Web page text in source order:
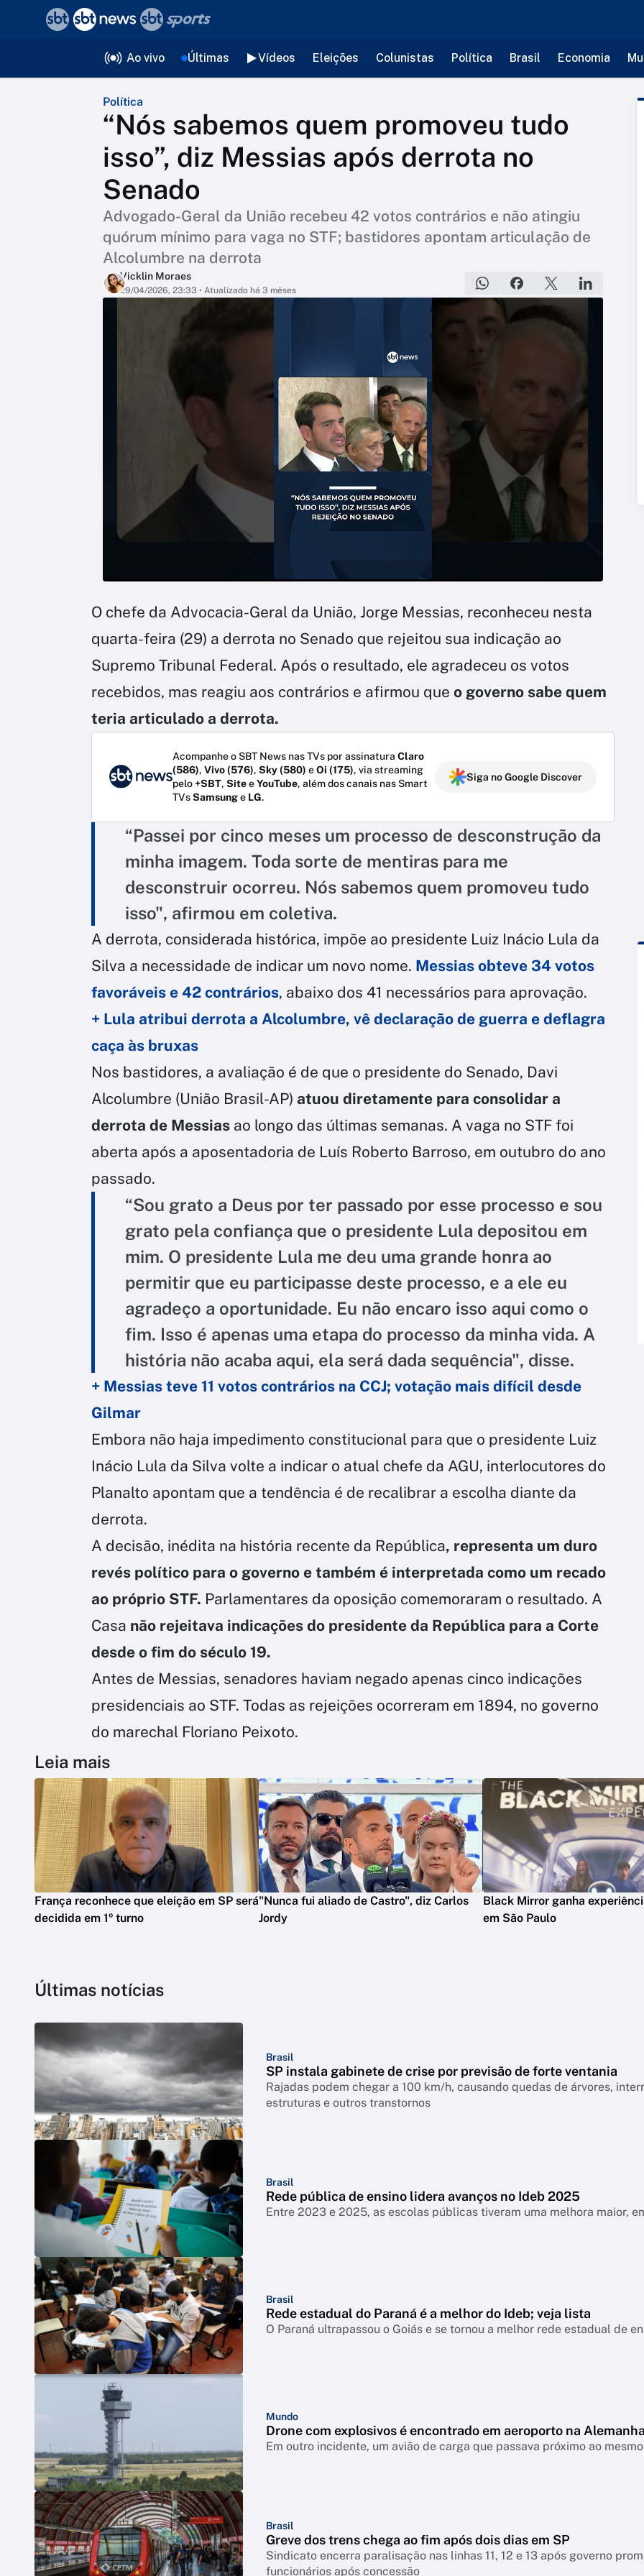
Ao vivo Últimas Vídeos Eleições Colunistas Política Brasil Economia
Política
“Nós sabemos quem promoveu tudo
isso”, diz Messias após derrota no
Senado
Advogado-Geral da União recebeu 42 votos contrários e não atingiu
quórum mínimo para vaga no STF; bastidores apontam articulação de
Alcolumbre na derrota
Vicklin Moraes
29/04/2026, 23:33 • Atualizado há 3 mêses
O chefe da Advocacia-Geral da União, Jorge Messias, reconheceu nesta
quarta-feira (29) a derrota no Senado que rejeitou sua indicação ao
Supremo Tribunal Federal. Após o resultado, ele agradeceu os votos
recebidos, mas reagiu aos contrários e afirmou que o governo sabe quem
teria articulado a derrota.
Acompanhe o SBT News nas TVs por assinatura Claro
(586), Vivo (576), Sky (580) eOi (175), via streaming
pelo+SBT, SiteeYouTube, além dos canais nas Smart
TVsSamsunge LG.
Siga no Google Discover
“Passei por cinco meses um processo de desconstrução da
minha imagem. Toda sorte de mentiras para me
desconstruir ocorreu. Nós sabemos quem promoveu tudo
isso", afirmou em coletiva.
A derrota, considerada histórica, impõe ao presidente Luiz Inácio Lula da
Silva a necessidade de indicar um novo nome. Messias obteve 34 votos
favoráveis e 42 contrários, abaixo dos 41 necessários para aprovação.
+ Lula atribui derrota a Alcolumbre, vê declaração de guerra e deflagra
caça às bruxas
Nos bastidores, a avaliação é de que o presidente do Senado, Davi
Alcolumbre (União Brasil-AP) atuou diretamente para consolidar a
derrota de Messias ao longo das últimas semanas. A vaga no STF foi
aberta após a aposentadoria de Luís Roberto Barroso, em outubro do ano
passado.
“Sou grato a Deus por ter passado por esse processo e sou
grato pela confiança que o presidente Lula depositou em
mim. O presidente Lula me deu uma grande honra ao
permitir que eu participasse deste processo, e a ele eu
agradeço a oportunidade. Eu não encaro isso aqui como o
fim. Isso é apenas uma etapa do processo da minha vida. A
história não acaba aqui, ela será dada sequência", disse.
+ Messias teve 11 votos contrários na CCJ; votação mais difícil desde
Gilmar
Embora não haja impedimento constitucional para que o presidente Luiz
Inácio Lula da Silva volte a indicar o atual chefe da AGU, interlocutores do
Planalto apontam que a tendência é de recalibrar a escolha diante da
derrota.
A decisão, inédita na história recente da República, representa um duro
revés político para o governo e também é interpretada como um recado
ao próprio STF. Parlamentares da oposição comemoraram o resultado. A
Casa não rejeitava indicações do presidente da República para a Corte
desde o fim do século 19.
Antes de Messias, senadores haviam negado apenas cinco indicações
presidenciais ao STF. Todas as rejeições ocorreram em 1894, no governo
do marechal Floriano Peixoto.
Leia mais
França reconhece que eleição em SP será
decidida em 1º turno
"Nunca fui aliado de Castro", diz Carlos
Jordy
Black Mirror ganha
em São Paulo
Últimas notícias
Brasil
SP instala gabinete de crise por previsão de forte ventania
Rajadas podem chegar a 100 km/h, causando quedas de árvores,
estruturas e outros transtornos
Brasil
Rede pública de ensino lidera avanços no Ideb 2025
Entre 2023 e 2025, as escolas públicas tiveram uma melhora maior,
Brasil
Rede estadual do Paraná é a melhor do Ideb; veja lista
O Paraná ultrapassou o Goiás e se tornou a melhor rede estadual de
Mundo
Drone com explosivos é encontrado em aeroporto na Alemanha
Em outro incidente, um avião de carga que passava próximo ao
Brasil
Greve dos trens chega ao fim após dois dias em SP
Sindicato encerra paralisação nas linhas 11, 12 e 13 após governo
funcionários após concessão
voltar
Editorias